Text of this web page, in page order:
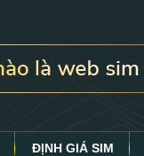
ĐỊNH GIÁ SIM